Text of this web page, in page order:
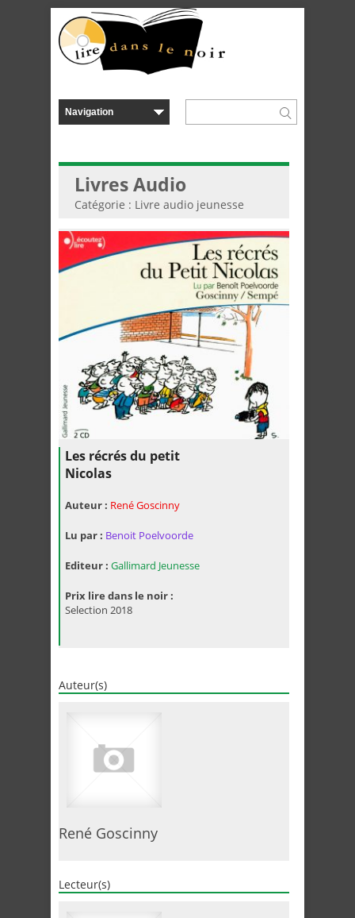
Livres Audio
Catégorie : Livre audio jeunesse
Les récrés du petit
Nicolas
Auteur : René Goscinny
Lu par : Benoit Poelvoorde
Editeur : Gallimard Jeunesse
Prix lire dans le noir :
Selection 2018
Auteur(s)
René Goscinny
Lecteur(s)